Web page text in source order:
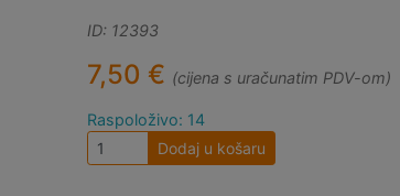
ID: 12393
7,50 € (cijena s uračunatim PDV-om)
Raspoloživo: 14
Dodaj u košaru